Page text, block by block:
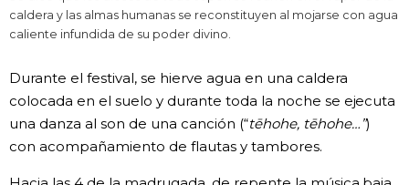
caldera y las almas humanas se reconstituyen al mojarse con agua
caliente infundida de su poder divino.
Durante el festival, se hierve agua en una caldera
colocada en el suelo y durante toda la noche se ejecuta
una danza al son de una canción (“tēhohe, tēhohe…”)
con acompañamiento de flautas y tambores.